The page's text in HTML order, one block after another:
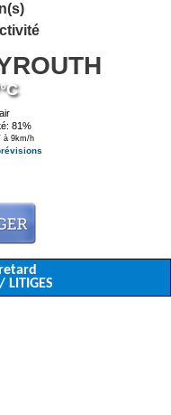
81%
à 9km/h
LITIGES